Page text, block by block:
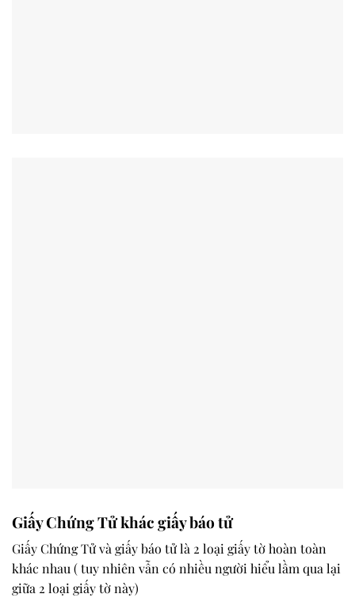
Giấy Chứng Tử khác giấy báo tử
Giấy Chứng Tử và giấy báo tử là 2 loại giấy tờ hoàn toàn
khác nhau ( tuy nhiên vẫn có nhiều người hiểu lầm qua lại
giữa 2 loại giấy tờ này)